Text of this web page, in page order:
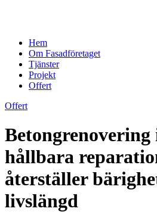
Hem
Om Fasadföretaget
Tjänster
Projekt
Offert
Offert
Betongrenovering
hållbara
återställer
livslängd